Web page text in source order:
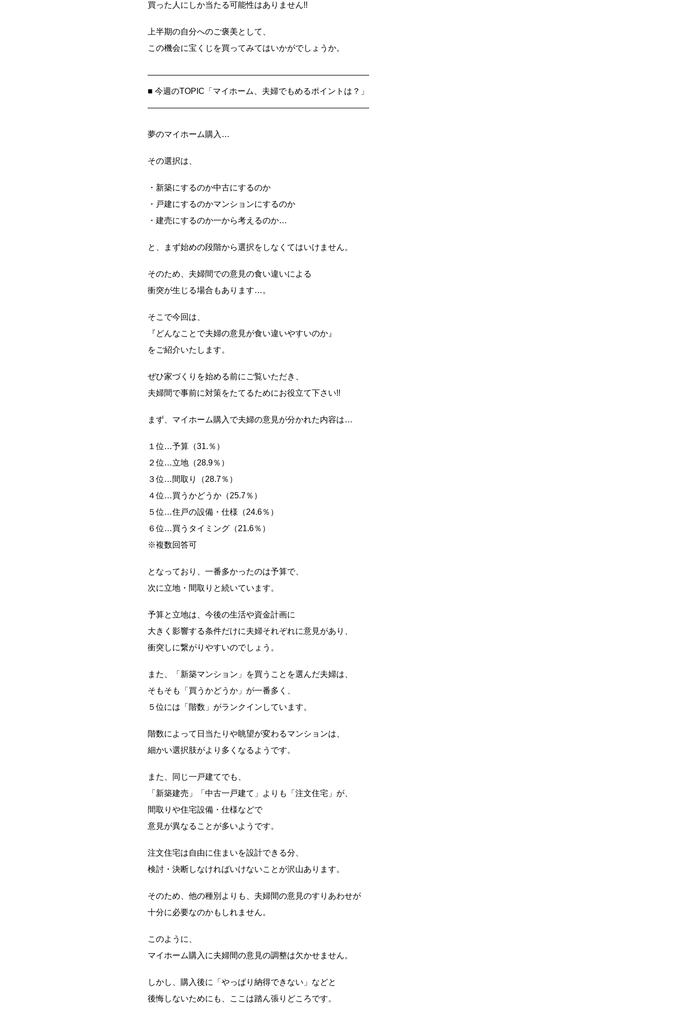
買った人にしか当たる可能性はありません!!
上半期の自分へのご褒美として、
この機会に宝くじを買ってみてはいかがでしょうか。
―――――――――――――――――――――――――――
■ 今週のTOPIC「マイホーム、夫婦でもめるポイントは？」
―――――――――――――――――――――――――――
夢のマイホーム購入…
その選択は、
・新築にするのか中古にするのか
・戸建にするのかマンションにするのか
・建売にするのか一から考えるのか…
と、まず始めの段階から選択をしなくてはいけません。
そのため、夫婦間での意見の食い違いによる
衝突が生じる場合もあります…。
そこで今回は、
『どんなことで夫婦の意見が食い違いやすいのか』
をご紹介いたします。
ぜひ家づくりを始める前にご覧いただき、
夫婦間で事前に対策をたてるためにお役立て下さい!!
まず、マイホーム購入で夫婦の意見が分かれた内容は…
１位…予算（31.％）
２位…立地（28.9％）
３位…間取り（28.7％）
４位…買うかどうか（25.7％）
５位…住戸の設備・仕様（24.6％）
６位…買うタイミング（21.6％）
※複数回答可
となっており、一番多かったのは予算で、
次に立地・間取りと続いています。
予算と立地は、今後の生活や資金計画に
大きく影響する条件だけに夫婦それぞれに意見があり、
衝突しに繋がりやすいのでしょう。
また、「新築マンション」を買うことを選んだ夫婦は、
そもそも「買うかどうか」が一番多く、
５位には「階数」がランクインしています。
階数によって日当たりや眺望が変わるマンションは、
細かい選択肢がより多くなるようです。
また、同じ一戸建てでも、
「新築建売」「中古一戸建て」よりも「注文住宅」が、
間取りや住宅設備・仕様などで
意見が異なることが多いようです。
注文住宅は自由に住まいを設計できる分、
検討・決断しなければいけないことが沢山あります。
そのため、他の種別よりも、夫婦間の意見のすりあわせが
十分に必要なのかもしれません。
このように、
マイホーム購入に夫婦間の意見の調整は欠かせません。
しかし、購入後に「やっぱり納得できない」などと
後悔しないためにも、ここは踏ん張りどころです。